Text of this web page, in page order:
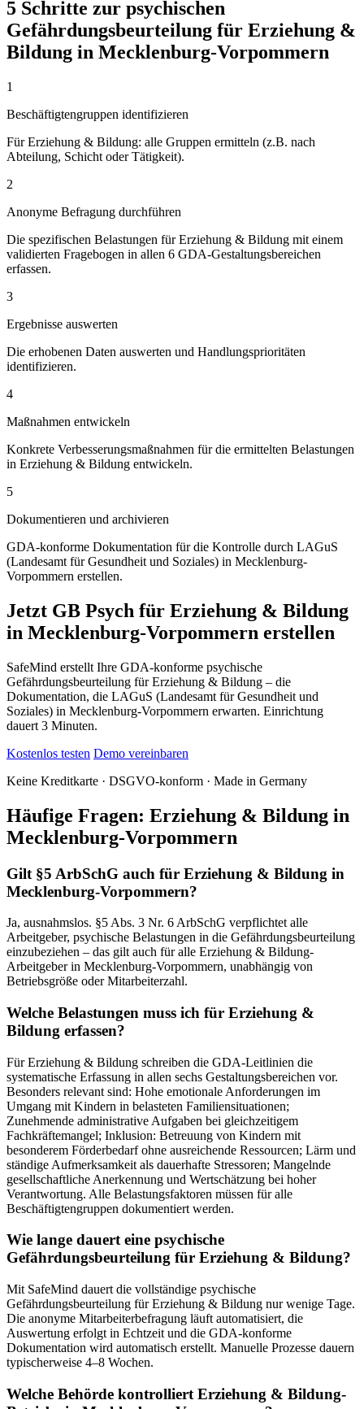
5 Schritte zur psychischen
Gefährdungsbeurteilung für Erziehung &
Bildung in Mecklenburg-Vorpommern
1
Beschäftigtengruppen identifizieren
Für Erziehung & Bildung: alle Gruppen ermitteln (z.B. nach
Abteilung, Schicht oder Tätigkeit).
2
Anonyme Befragung durchführen
Die spezifischen Belastungen für Erziehung & Bildung mit einem
validierten Fragebogen in allen 6 GDA-Gestaltungsbereichen
erfassen.
3
Ergebnisse auswerten
Die erhobenen Daten auswerten und Handlungsprioritäten
identifizieren.
4
Maßnahmen entwickeln
Konkrete Verbesserungsmaßnahmen für die ermittelten Belastungen
in Erziehung & Bildung entwickeln.
5
Dokumentieren und archivieren
GDA-konforme Dokumentation für die Kontrolle durch LAGuS
(Landesamt für Gesundheit und Soziales) in Mecklenburg-
Vorpommern erstellen.
Jetzt GB Psych für Erziehung & Bildung
in Mecklenburg-Vorpommern erstellen
SafeMind erstellt Ihre GDA-konforme psychische
Gefährdungsbeurteilung für Erziehung & Bildung – die
Dokumentation, die LAGuS (Landesamt für Gesundheit und
Soziales) in Mecklenburg-Vorpommern erwarten. Einrichtung
dauert 3 Minuten.
Kostenlos testen Demo vereinbaren
Keine Kreditkarte · DSGVO-konform · Made in Germany
Häufige Fragen: Erziehung & Bildung in
Mecklenburg-Vorpommern
Gilt §5 ArbSchG auch für Erziehung & Bildung in
Mecklenburg-Vorpommern?
Ja, ausnahmslos. §5 Abs. 3 Nr. 6 ArbSchG verpflichtet alle
Arbeitgeber, psychische Belastungen in die Gefährdungsbeurteilung
einzubeziehen – das gilt auch für alle Erziehung & Bildung-
Arbeitgeber in Mecklenburg-Vorpommern, unabhängig von
Betriebsgröße oder Mitarbeiterzahl.
Welche Belastungen muss ich für Erziehung &
Bildung erfassen?
Für Erziehung & Bildung schreiben die GDA-Leitlinien die
systematische Erfassung in allen sechs Gestaltungsbereichen vor.
Besonders relevant sind: Hohe emotionale Anforderungen im
Umgang mit Kindern in belasteten Familiensituationen;
Zunehmende administrative Aufgaben bei gleichzeitigem
Fachkräftemangel; Inklusion: Betreuung von Kindern mit
besonderem Förderbedarf ohne ausreichende Ressourcen; Lärm und
ständige Aufmerksamkeit als dauerhafte Stressoren; Mangelnde
gesellschaftliche Anerkennung und Wertschätzung bei hoher
Verantwortung. Alle Belastungsfaktoren müssen für alle
Beschäftigtengruppen dokumentiert werden.
Wie lange dauert eine psychische
Gefährdungsbeurteilung für Erziehung & Bildung?
Mit SafeMind dauert die vollständige psychische
Gefährdungsbeurteilung für Erziehung & Bildung nur wenige Tage.
Die anonyme Mitarbeiterbefragung läuft automatisiert, die
Auswertung erfolgt in Echtzeit und die GDA-konforme
Dokumentation wird automatisch erstellt. Manuelle Prozesse dauern
typischerweise 4–8 Wochen.
Welche Behörde kontrolliert Erziehung & Bildung-